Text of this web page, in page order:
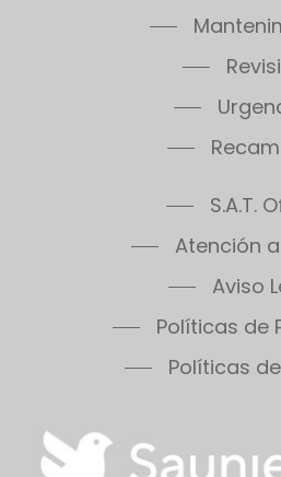
S.A.T.
Atención
Aviso
Políticas de
Políticas